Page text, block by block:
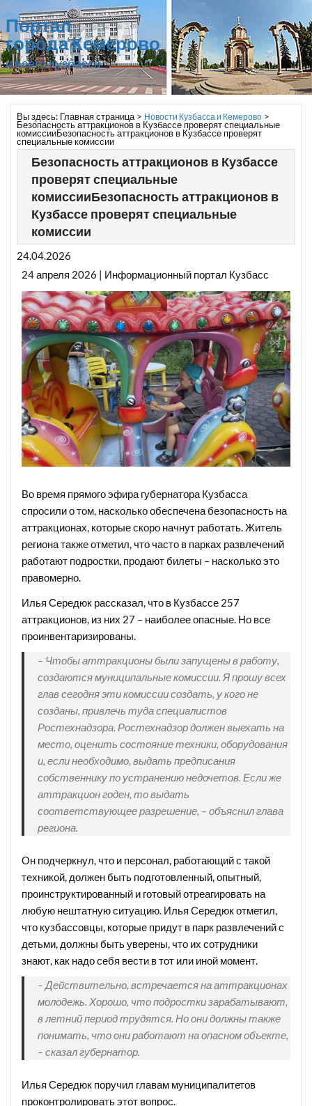
Портал
города Кемерово
и всего Кузбасса
Вы здесь: Главная страница> Новости Кузбасса и Кемерово>
Безопасность аттракционов в Кузбассе проверят специальные
комиссииБезопасность аттракционов в Кузбассе проверят
специальные комиссии
Безопасность аттракционов в Кузбассе
проверят специальные
комиссииБезопасность аттракционов в
Кузбассе проверят специальные
комиссии
24.04.2026
24 апреля 2026 | Информационный портал Кузбасс
Во время прямого эфира губернатора Кузбасса
спросили о том, насколько обеспечена безопасность на
аттракционах, которые скоро начнут работать. Житель
региона также отметил, что часто в парках развлечений
работают подростки, продают билеты – насколько это
правомерно.
Илья Середюк рассказал, что в Кузбассе 257
аттракционов, из них 27 – наиболее опасные. Но все
проинвентаризированы.
– Чтобы аттракционы были запущены в работу,
создаются муниципальные комиссии. Я прошу всех
глав сегодня эти комиссии создать, у кого не
созданы, привлечь туда специалистов
Ростехнадзора. Ростехнадзор должен выехать на
место, оценить состояние техники, оборудования
и, если необходимо, выдать предписания
собственнику по устранению недочетов. Если же
аттракцион годен, то выдать
соответствующее разрешение, – объяснил глава
региона.
Он подчеркнул, что и персонал, работающий с такой
техникой, должен быть подготовленный, опытный,
проинструктированный и готовый отреагировать на
любую нештатную ситуацию. Илья Середюк отметил,
что кузбассовцы, которые придут в парк развлечений с
детьми, должны быть уверены, что их сотрудники
знают, как надо себя вести в тот или иной момент.
– Действительно, встречается на аттракционах
молодежь. Хорошо, что подростки зарабатывают,
в летний период трудятся. Но они должны также
понимать, что они работают на опасном объекте,
– сказал губернатор.
Илья Середюк поручил главам муниципалитетов
проконтролировать этот вопрос.